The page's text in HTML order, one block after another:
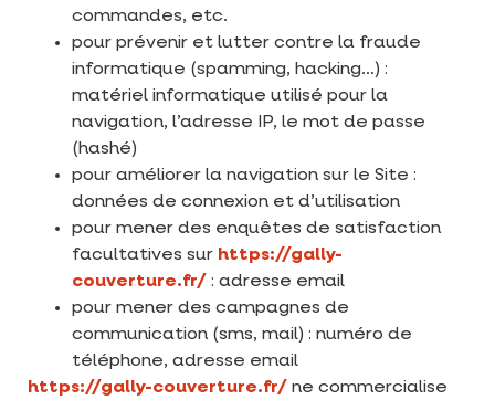
commandes, etc.
pour prévenir et lutter contre la fraude
informatique (spamming, hacking…) :
matériel informatique utilisé pour la
navigation, l’adresse IP, le mot de passe
(hashé)
pour améliorer la navigation sur le Site :
données de connexion et d’utilisation
pour mener des enquêtes de satisfaction
facultatives sur https://gally-
couverture.fr/ : adresse email
pour mener des campagnes de
communication (sms, mail) : numéro de
téléphone, adresse email
https://gally-couverture.fr/ ne commercialise